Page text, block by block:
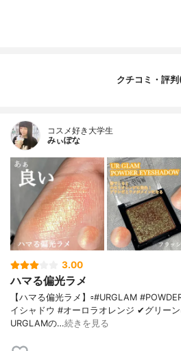
プル、ウォー
ラベンダー、
数
カラー展開数
内容量
1.5g
クチコミ・評
コスメ好き大学生
みぃぽな
3.00
ハマる偏光ラメ
【ハマる偏光ラメ】▫️#URGLAM
イシャドウ #オーロラオレンジ ✔グリー
URGLAMの…続きを見る